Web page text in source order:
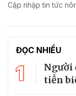
Cập nhập tin tức
ĐỌC NHIỀU
1
Người
tiễn